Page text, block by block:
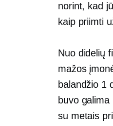
norint, kad
kaip priimti
Nuo didelių
mažos
balandžio 1
buvo
su metais